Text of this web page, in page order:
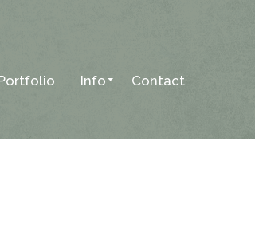
Info Contact